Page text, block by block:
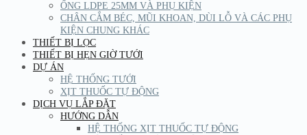
ỐNG LDPE 25MM VÀ PHỤ KIỆN
CHÂN CẮM BÉC, MŨI KHOAN, DÙI LỖ VÀ CÁC PHỤ
KIỆN CHUNG KHÁC
THIẾT BỊ LỌC
THIẾT BỊ HẸN GIỜ TƯỚI
DỰ ÁN
HỆ THỐNG TƯỚI
XỊT THUỐC TỰ ĐỘNG
DỊCH VỤ LẮP ĐẶT
HƯỚNG DẪN
HỆ THỐNG XỊT THUỐC TỰ ĐỘNG